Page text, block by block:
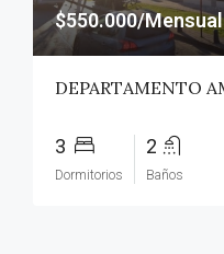
$550.000/Mensual
3
Dormitorios
2
Baños